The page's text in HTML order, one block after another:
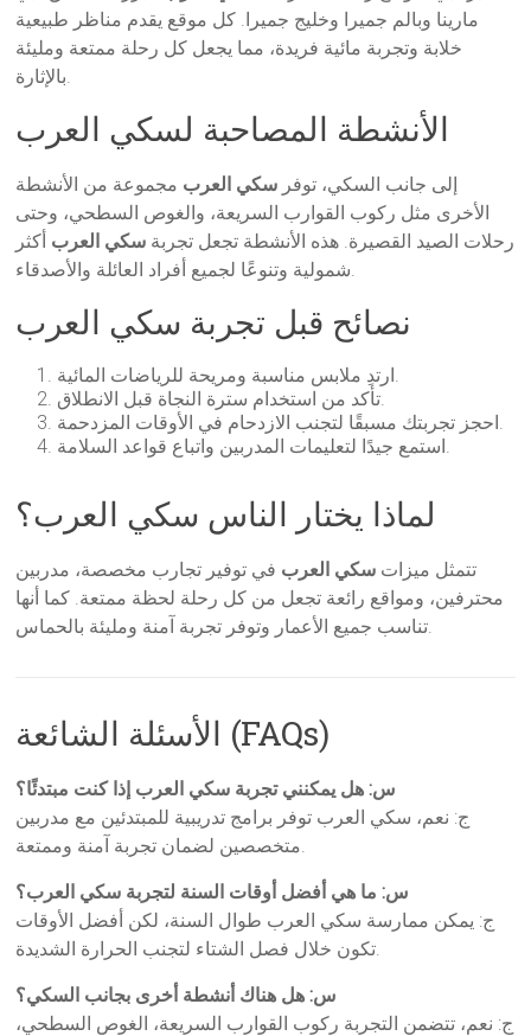
مارينا وبالم جميرا وخليج جميرا. كل موقع يقدم مناظر طبيعية
خلابة وتجربة مائية فريدة، مما يجعل كل رحلة ممتعة ومليئة
بالإثارة.
الأنشطة المصاحبة لسكي العرب
إلى جانب السكي، توفر سكي العرب مجموعة من الأنشطة
الأخرى مثل ركوب القوارب السريعة، والغوص السطحي، وحتى
رحلات الصيد القصيرة. هذه الأنشطة تجعل تجربة سكي العرب أكثر
شمولية وتنوعًا لجميع أفراد العائلة والأصدقاء.
نصائح قبل تجربة سكي العرب
ارتدِ ملابس مناسبة ومريحة للرياضات المائية.
تأكد من استخدام سترة النجاة قبل الانطلاق.
احجز تجربتك مسبقًا لتجنب الازدحام في الأوقات المزدحمة.
استمع جيدًا لتعليمات المدربين واتباع قواعد السلامة.
لماذا يختار الناس سكي العرب؟
تتمثل ميزات سكي العرب في توفير تجارب مخصصة، مدربين
محترفين، ومواقع رائعة تجعل من كل رحلة لحظة ممتعة. كما أنها
تناسب جميع الأعمار وتوفر تجربة آمنة ومليئة بالحماس.
الأسئلة الشائعة (FAQs)
س: هل يمكنني تجربة سكي العرب إذا كنت مبتدئًا؟
ج: نعم، سكي العرب توفر برامج تدريبية للمبتدئين مع مدربين
متخصصين لضمان تجربة آمنة وممتعة.
س: ما هي أفضل أوقات السنة لتجربة سكي العرب؟
ج: يمكن ممارسة سكي العرب طوال السنة، لكن أفضل الأوقات
تكون خلال فصل الشتاء لتجنب الحرارة الشديدة.
س: هل هناك أنشطة أخرى بجانب السكي؟
ج: نعم، تتضمن التجربة ركوب القوارب السريعة، الغوص السطحي،